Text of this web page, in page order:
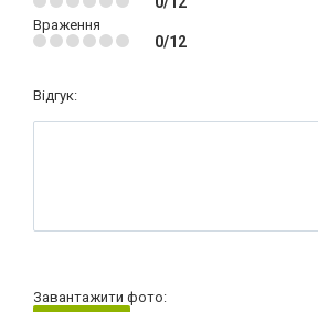
Враження
0/12
Відгук:
Завантажити фото: